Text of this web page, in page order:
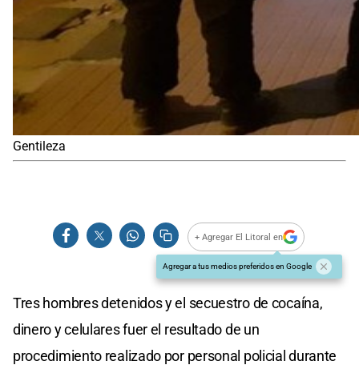
Gentileza
+ Agregar El Litoral en
Agregar a tus medios preferidos en Google
Tres hombres detenidos y el secuestro de cocaína,
dinero y celulares fuer el resultado de un
procedimiento realizado por personal policial durante